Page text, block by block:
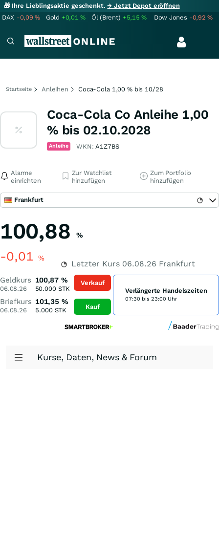
🎁 Ihre Lieblingsaktie geschenkt.→ Jetzt Depot eröffnen
DAX -0,09% Gold +0,01% Öl (Brent) +5,15% Dow Jones -0,92%
Startseite Anleihen Coca-Cola 1,00 % bis 10/28
Coca-Cola Co Anleihe 1,00
% bis 02.10.2028
Anleihe WKN:A1Z7BS
Alarme
einrichten
Zur Watchlist
hinzufügen
Zum Portfolio
hinzufügen
Frankfurt
100,88 %
-0,01 %
Letzter Kurs 06.08.26 Frankfurt
Geldkurs
06.08.26
100,87 %
50.000STK
Briefkurs
06.08.26
101,35 %
5.000STK
Verkauf
Kauf
Verlängerte Handelszeiten
07:30 bis 23:00 Uhr
Kurse, Daten, News & Forum